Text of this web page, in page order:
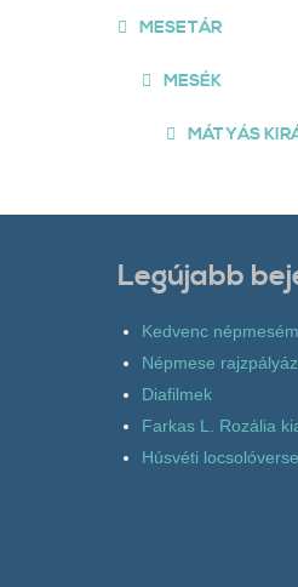
MESETÁR
MESÉK
MÁTYÁS
Legújabb
Kedvenc
Népmese
Diafilmek
Farkas L. Rozália
Húsvéti